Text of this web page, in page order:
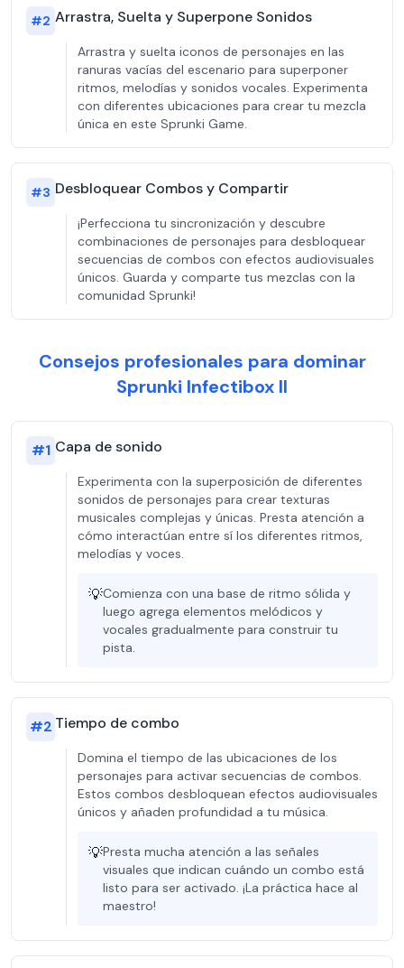
#2 Arrastra, Suelta y Superpone Sonidos
Arrastra y suelta iconos de personajes en las
ranuras vacías del escenario para superponer
ritmos, melodías y sonidos vocales. Experimenta
con diferentes ubicaciones para crear tu mezcla
única en este Sprunki Game.
#3 Desbloquear Combos y Compartir
¡Perfecciona tu sincronización y descubre
combinaciones de personajes para desbloquear
secuencias de combos con efectos audiovisuales
únicos. Guarda y comparte tus mezclas con la
comunidad Sprunki!
Consejos profesionales para dominar
Sprunki Infectibox II
#1 Capa de sonido
Experimenta con la superposición de diferentes
sonidos de personajes para crear texturas
musicales complejas y únicas. Presta atención a
cómo interactúan entre sí los diferentes ritmos,
melodías y voces.
💡Comienza con una base de ritmo sólida y
luego agrega elementos melódicos y
vocales gradualmente para construir tu
pista.
#2 Tiempo de combo
Domina el tiempo de las ubicaciones de los
personajes para activar secuencias de combos.
Estos combos desbloquean efectos audiovisuales
únicos y añaden profundidad a tu música.
💡Presta mucha atención a las señales
visuales que indican cuándo un combo está
listo para ser activado. ¡La práctica hace al
maestro!